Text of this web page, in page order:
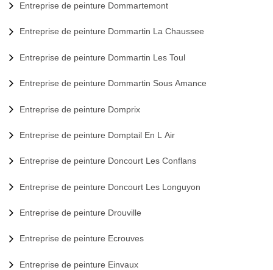
Entreprise de peinture Dommartemont
Entreprise de peinture Dommartin La Chaussee
Entreprise de peinture Dommartin Les Toul
Entreprise de peinture Dommartin Sous Amance
Entreprise de peinture Domprix
Entreprise de peinture Domptail En L Air
Entreprise de peinture Doncourt Les Conflans
Entreprise de peinture Doncourt Les Longuyon
Entreprise de peinture Drouville
Entreprise de peinture Ecrouves
Entreprise de peinture Einvaux